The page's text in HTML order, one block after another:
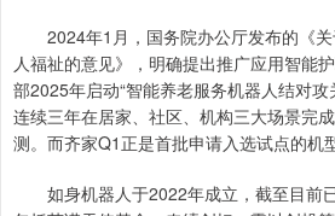
2024年1月，国务院办公厅发布的《关
人福祉的意见》，明确提出推广应用智能
部2025年启动“智能养老服务机器人结对攻
连续三年在居家、社区、机构三大场景完
测。而齐家Q1正是首批申请入选试点的机
如身机器人于2022年成立，截至目前